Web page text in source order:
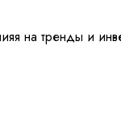
на тренды и